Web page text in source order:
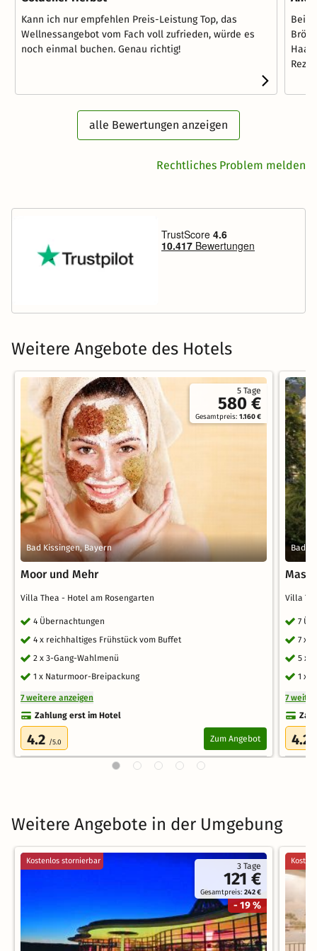
Kann ich nur empfehlen Preis-Leistung Top, das
Wellnessangebot vom Fach voll zufrieden, würde es
noch einmal buchen. Genau richtig!
Rez...
alle Bewertungen anzeigen
Rechtliches Problem melden
Weitere Angebote des Hotels
5 Tage
580 €
Gesamtpreis:1.160 €
Bad Kissingen, Bayern
Moor und Mehr
Villa Thea - Hotel am Rosengarten
4 Übernachtungen
4 x reichhaltiges Frühstück vom Buffet
2 x 3-Gang-Wahlmenü
1 x Naturmoor-Breipackung
7 weitere anzeigen
Zahlung erst im Hotel
4.2 /5.0 Zum Angebot
Bad
Villa
7
7 x
5 x
1 x
7
4.2
Weitere Angebote in der Umgebung
3 Tage
121 €
Gesamtpreis:242 €
- 19 %
Kostenlos stornierbar